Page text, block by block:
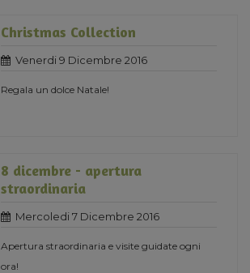
Christmas Collection
Venerdi 9 Dicembre 2016
Regala un dolce Natale!
8 dicembre - apertura
straordinaria
Mercoledi 7 Dicembre 2016
Apertura straordinaria e visite guidate ogni
ora!